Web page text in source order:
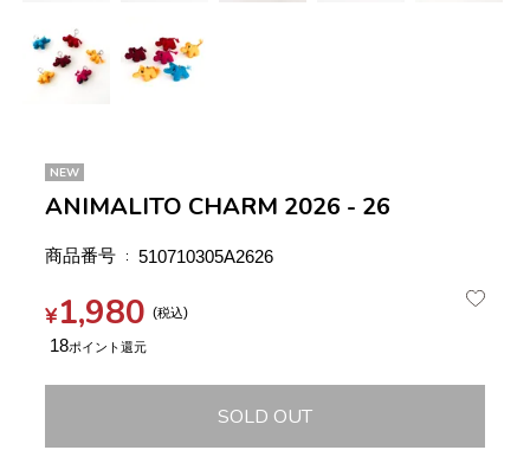
NEW
ANIMALITO CHARM 2026 - 26
商品番号 510710305A2626
¥1,980 税込
18
SOLD OUT